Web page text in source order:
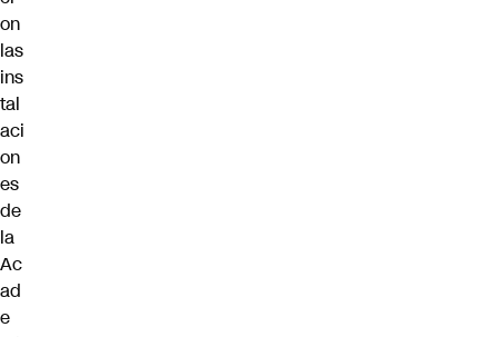
on
las
ins
tal
aci
on
es
de
la
Ac
ad
e